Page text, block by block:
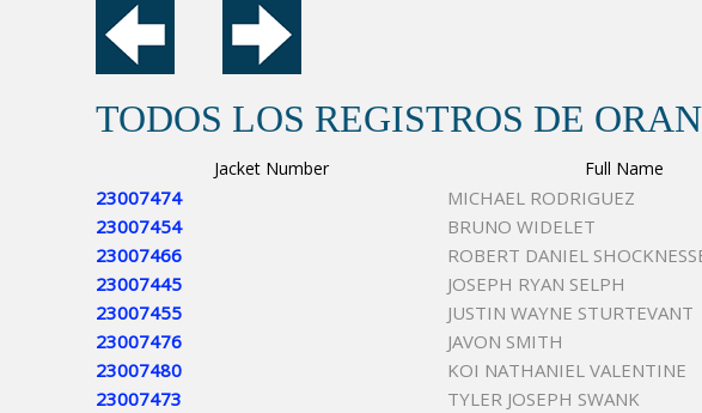
TODOS LOS REGISTROS DE
Jacket Number Full Name
23007474 MICHAEL RODRIGUEZ
23007454
BRUNO WIDELET
23007466
ROBERT DANIEL
23007445
JOSEPH RYAN SELPH
23007455
JUSTIN WAYNE STURTEVANT
23007476
JAVON SMITH
23007480
KOI NATHANIEL VALENTINE
23007473
TYLER JOSEPH SWANK